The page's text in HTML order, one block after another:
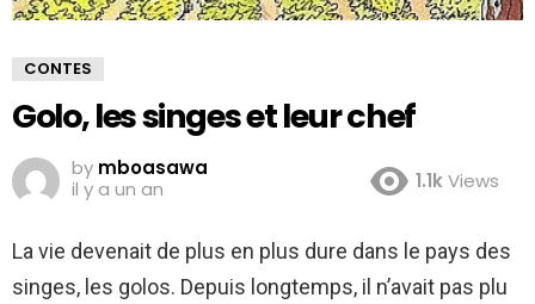
CONTES
Golo, les singes et leur chef
by mboasawa
il y a un an
1.1kViews
La vie devenait de plus en plus dure dans le pays des
singes, les golos. Depuis longtemps, il n’avait pas plu